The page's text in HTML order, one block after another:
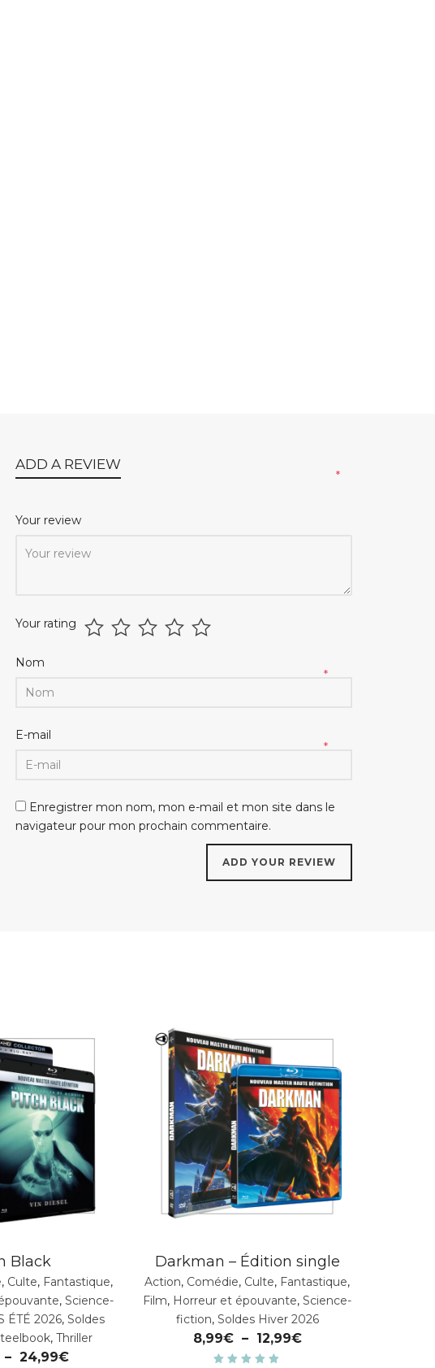
ADD A REVIEW
Your review
*
Your rating
Nom
*
E-mail
*
Enregistrer mon nom, mon e-mail et mon site dans le
navigateur pour mon prochain commentaire.
Black
, Culte, Fantastique,
, Science-
ÉTÉ 2026, Soldes
, Thriller
– 24,99€
Darkman – Édition single
Action, Comédie, Culte, Fantastique,
Film, Horreur et épouvante, Science-
fiction, Soldes Hiver 2026
8,99€ – 12,99€